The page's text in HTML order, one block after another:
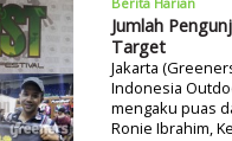
Jumlah
Target
Jakarta
Indonesia
mengaku puas
Ronie Ibrahim,